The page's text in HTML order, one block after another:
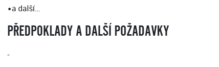
•a další…
PŘEDPOKLADY A DALŠÍ POŽADAVKY
-